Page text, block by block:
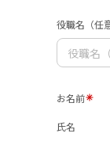
役職名（任意
お名前
氏名